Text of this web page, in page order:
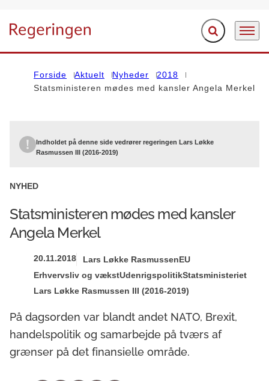
Gå til forsiden Fold søgefelt ud
Menu
Forside Aktuelt Nyheder
2018
Statsministeren mødes med kansler Angela Merkel
Indholdet på denne side vedrører regeringen Lars Løkke
Rasmussen III (2016-2019)
NYHED
Statsministeren mødes med kansler
Angela Merkel
20.11.2018 Lars Løkke RasmussenEU
Erhvervsliv og vækstUdenrigspolitikStatsministeriet
Lars Løkke Rasmussen III (2016-2019)
På dagsorden var blandt andet NATO, Brexit,
handelspolitik og samarbejde på tværs af
grænser på det finansielle område.